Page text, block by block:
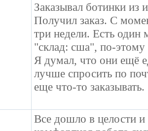
Заказывал ботинки
Получил заказ. С
три недели. Есть один
"склад: сша", по-этому
Я думал, что они ещё
лучше спросить по
еще что-то заказывать.
Все дошло в целости